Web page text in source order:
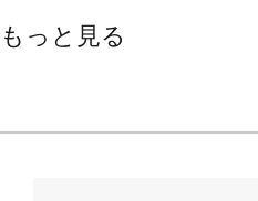
もっと見る